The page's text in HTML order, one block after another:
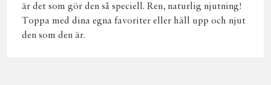
är det som gör den så speciell. Ren, naturlig njutning!
Toppa med dina egna favoriter eller häll upp och njut
den som den är.